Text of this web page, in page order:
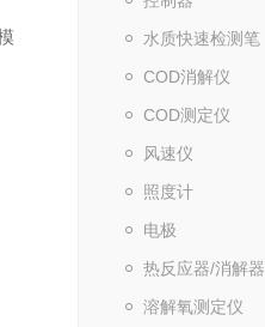
水质快速检测笔
COD消解仪
COD测定仪
风速仪
照度计
电极
热反应器/消解器
溶解氧测定仪